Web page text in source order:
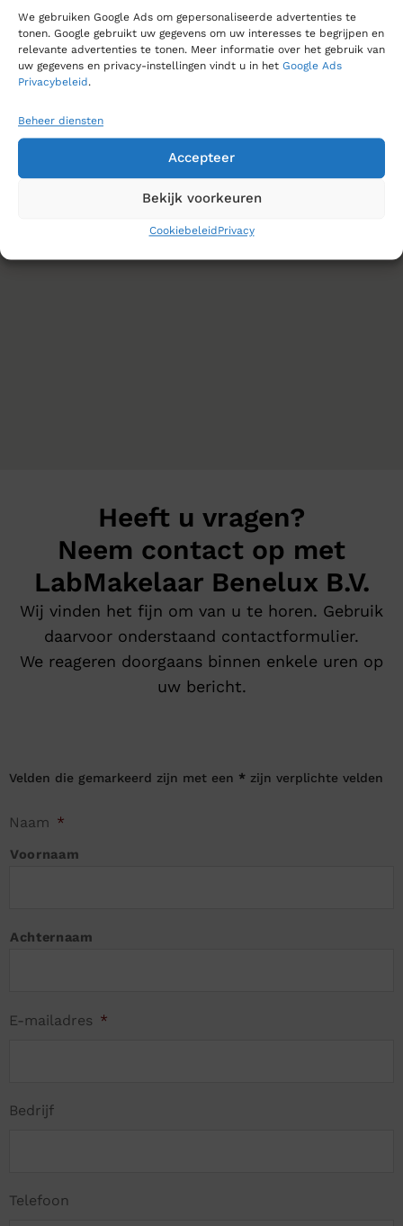
We gebruiken Google Ads om gepersonaliseerde advertenties te
tonen. Google gebruikt uw gegevens om uw interesses te begrijpen en
relevante advertenties te tonen. Meer informatie over het gebruik van
uw gegevens en privacy-instellingen vindt u in het Google Ads
Privacybeleid .
Beheer diensten
Accepteer
Bekijk voorkeuren
Cookiebeleid Privacy
Heeft u vragen?
Neem contact op met
LabMakelaar Benelux B.V.
Wij vinden het fijn om van u te horen. Gebruik
daarvoor onderstaand contactformulier.
We reageren doorgaans binnen enkele uren op
uw bericht.
Velden die gemarkeerd zijn met een * zijn verplichte velden
Naam *
Voornaam
Achternaam
E-mailadres *
Bedrijf
Telefoon